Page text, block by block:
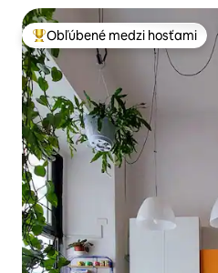
Najobľúbenejšie medzi hosťami
Obľúbené medzi hosťami